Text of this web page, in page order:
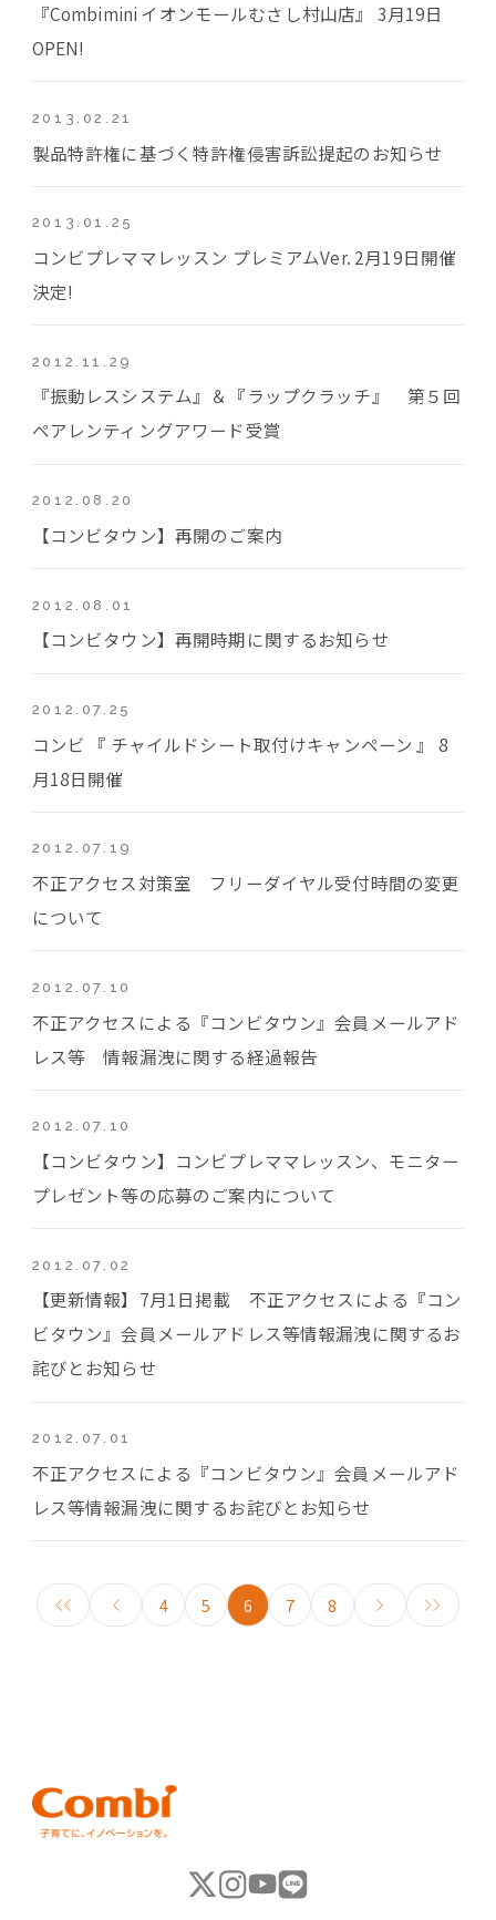
『Combimini イオンモールむさし村山店』 3月19日
OPEN!
2013.02.21
製品特許権に基づく特許権侵害訴訟提起のお知らせ
2013.01.25
コンビプレママレッスン プレミアムVer. 2月19日開催
決定!
2012.11.29
『振動レスシステム』＆『ラップクラッチ』 第５回
ペアレンティングアワード受賞
2012.08.20
【コンビタウン】再開のご案内
2012.08.01
【コンビタウン】再開時期に関するお知らせ
2012.07.25
コンビ 『 チャイルドシート取付けキャンペーン 』 8
月18日開催
2012.07.19
不正アクセス対策室 フリーダイヤル受付時間の変更
について
2012.07.10
不正アクセスによる『コンビタウン』会員メールアド
レス等 情報漏洩に関する経過報告
2012.07.10
【コンビタウン】コンビプレママレッスン、モニター
プレゼント等の応募のご案内について
2012.07.02
【更新情報】7月1日掲載 不正アクセスによる『コン
ビタウン』会員メールアドレス等情報漏洩に関するお
詫びとお知らせ
2012.07.01
不正アクセスによる『コンビタウン』会員メールアド
レス等情報漏洩に関するお詫びとお知らせ
4 5 6 7 8